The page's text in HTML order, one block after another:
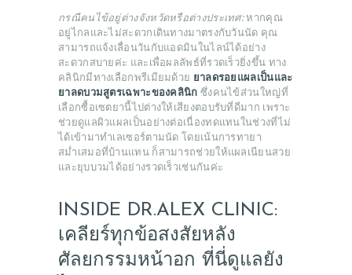
กรณีคนไข้อยู่ต่างจังหวัดหรือต่างประเทศ:หากคุณ
อยู่ไกลและไม่สะดวกเดินทางมาตรงกับวันนัด คุณ
สามารถแจ้งเลื่อนวันกับแอดมินในไลน์ได้อย่าง
สะดวกสบายค่ะ และเพื่อผลลัพธ์ที่รวดเร็วยิ่งขึ้น ทาง
คลินิกมีทางเลือกพรีเมียมด้วย ยาลดรอยแผลเป็นและ
ยาลดบวมสูตรเฉพาะของคลินิก ซึ่งคนไข้ส่วนใหญ่ที่
เลือกซื้อเซตยานี้ไปต่างให้เสียงตอบรับที่ดีมาก เพราะ
ช่วยดูแลผิวแผลเป็นอย่างต่อเนื่องทดแทนในช่วงที่ไม่
ได้เข้ามาทำเลเซอร์ตามนัด โดยเน้นการทายา
สม่ำเสมอที่บ้านแทน ก็สามารถช่วยให้แผลเนียนสวย
และยุบบวมได้อย่างรวดเร็วเช่นกันค่ะ
INSIDE DR.ALEX CLINIC:
เคลียร์ทุกข้อสงสัยหลัง
ศัลยกรรมหน้าอก ที่นี่ดูแลยัง